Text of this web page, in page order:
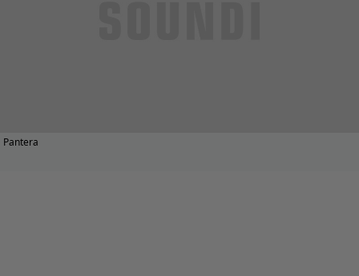
Pantera